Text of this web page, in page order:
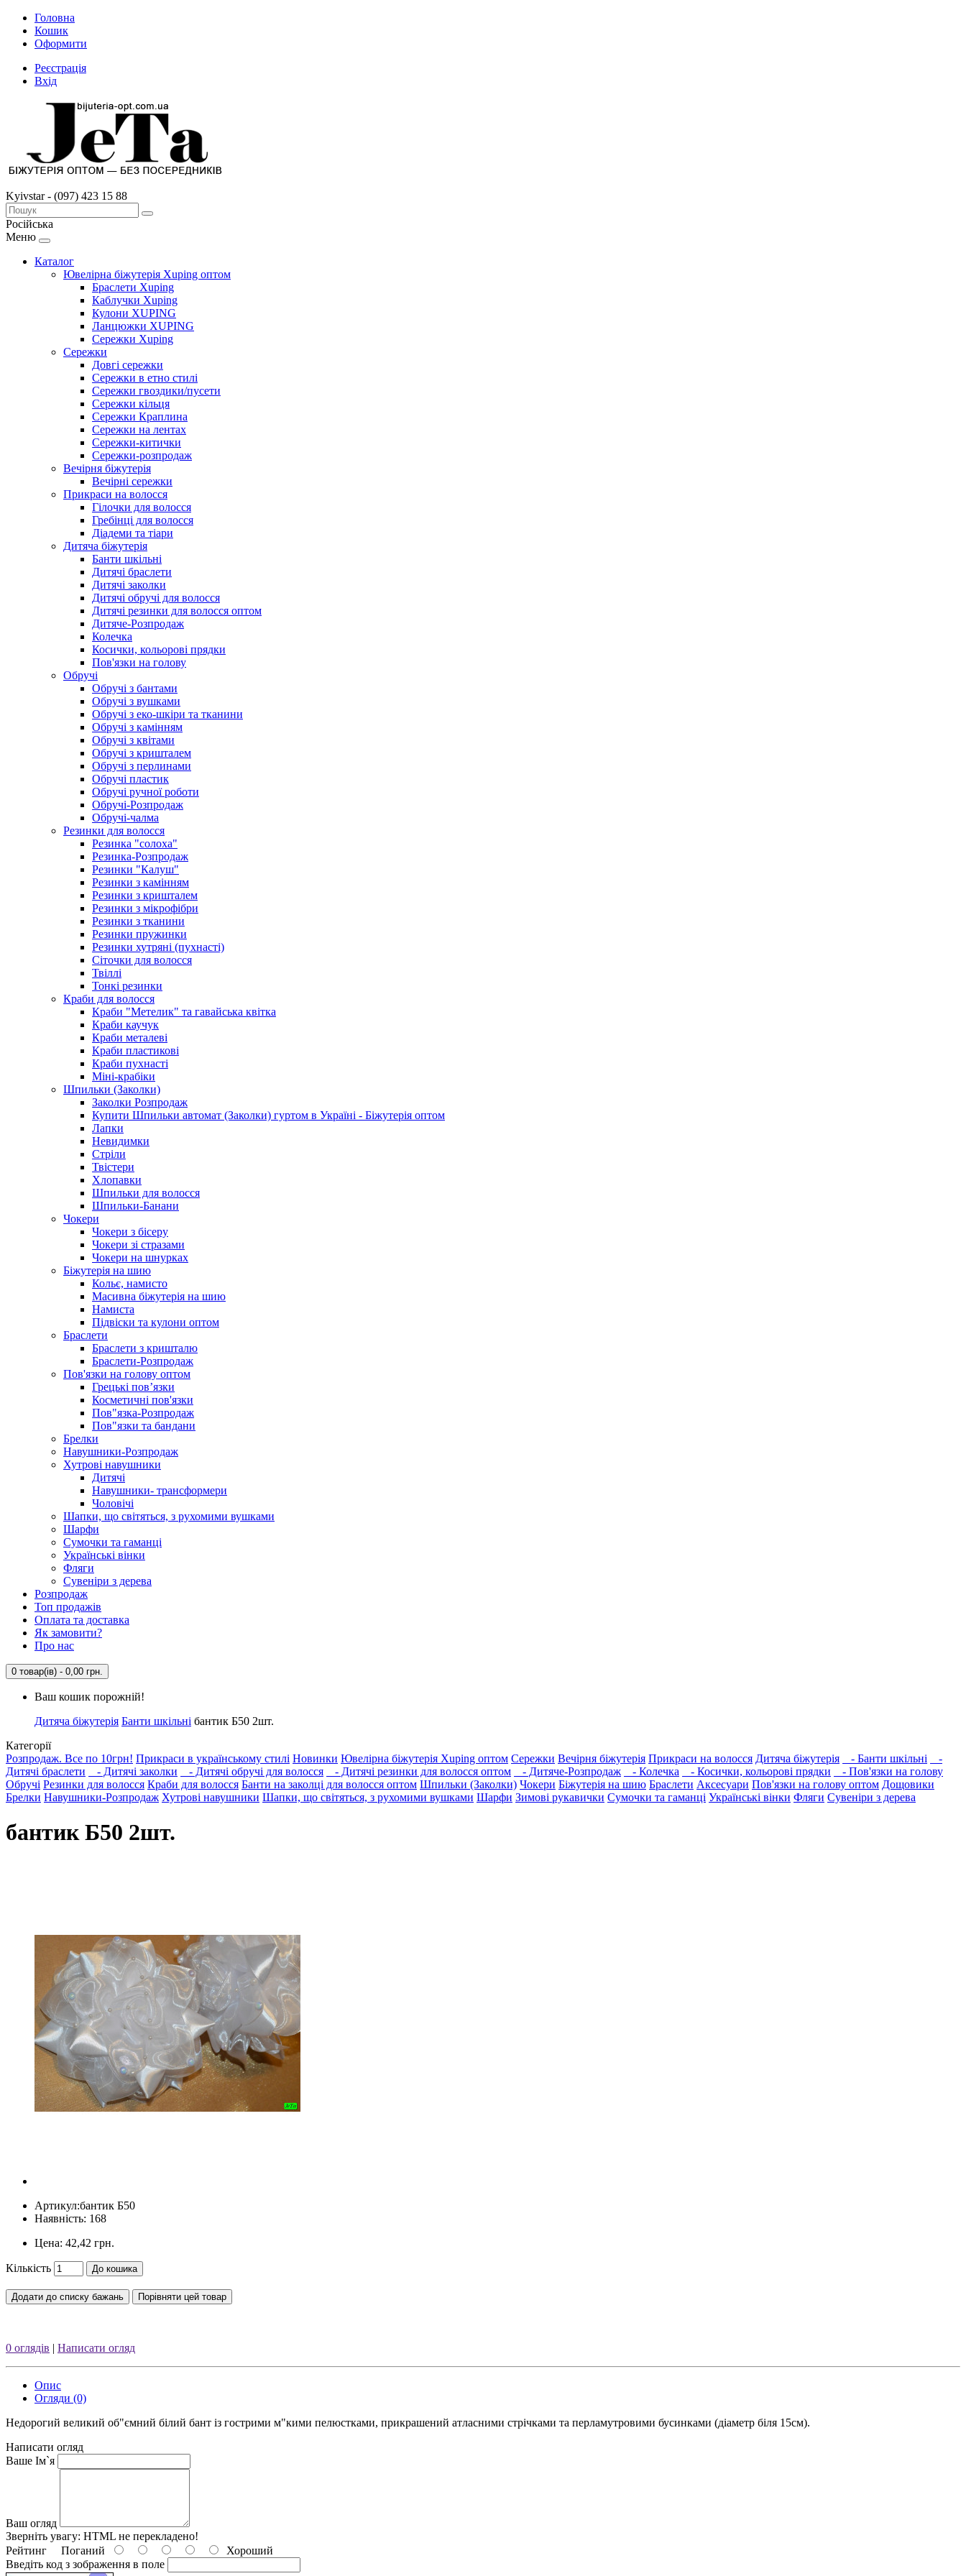
Головна
Кошик
Оформити
Реєстрація
Вхід
Kyivstar - (097) 423 15 88
Російська
Меню
Каталог
Ювелірна біжутерія Xuping оптом
Браслети Xuping
Каблучки Xuping
Кулони XUPING
Ланцюжки XUPING
Сережки Xuping
Сережки
Довгі сережки
Сережки в етно стилі
Сережки гвоздики/пусети
Сережки кільця
Сережки Краплина
Сережки на лентах
Сережки-китички
Сережки-розпродаж
Вечірня біжутерія
Вечірні сережки
Прикраси на волосся
Гілочки для волосся
Гребінці для волосся
Діадеми та тіари
Дитяча біжутерія
Банти шкільні
Дитячі браслети
Дитячі заколки
Дитячі обручі для волосся
Дитячі резинки для волосся оптом
Дитяче-Розпродаж
Колечка
Косички, кольорові прядки
Пов'язки на голову
Обручі
Обручі з бантами
Обручі з вушками
Обручі з еко-шкіри та тканини
Обручі з камінням
Обручі з квітами
Обручі з кришталем
Обручі з перлинами
Обручі пластик
Обручі ручної роботи
Обручі-Розпродаж
Обручі-чалма
Резинки для волосся
Резинка "солоха"
Резинка-Розпродаж
Резинки "Калуш"
Резинки з камінням
Резинки з кришталем
Резинки з мікрофібри
Резинки з тканини
Резинки пружинки
Резинки хутряні (пухнасті)
Сіточки для волосся
Твіллі
Тонкі резинки
Краби для волосся
Краби "Метелик" та гавайська квітка
Краби каучук
Краби металеві
Краби пластикові
Краби пухнасті
Міні-крабіки
Шпильки (Заколки)
Заколки Розпродаж
Купити Шпильки автомат (Заколки) гуртом в Україні - Біжутерія оптом
Лапки
Невидимки
Стріли
Твістери
Хлопавки
Шпильки для волосся
Шпильки-Банани
Чокери
Чокери з бісеру
Чокери зі стразами
Чокери на шнурках
Біжутерія на шию
Кольє, намисто
Масивна біжутерія на шию
Намиста
Підвіски та кулони оптом
Браслети
Браслети з кришталю
Браслети-Розпродаж
Пов'язки на голову оптом
Грецькі пов’язки
Косметичні пов'язки
Пов"язка-Розпродаж
Пов"язки та бандани
Брелки
Навушники-Розпродаж
Хутрові навушники
Дитячі
Навушники- трансформери
Чоловічі
Шапки, що світяться, з рухомими вушками
Шарфи
Сумочки та гаманці
Українські вінки
Фляги
Сувеніри з дерева
Розпродаж
Топ продажів
Оплата та доставка
Як замовити?
Про нас
0 товар(ів) - 0,00 грн.
Ваш кошик порожній!
Дитяча біжутерія Банти шкільні бантик Б50 2шт.
Категорії
Розпродаж. Все по 10грн! Прикраси в українському стилі Новинки Ювелірна біжутерія Xuping оптом Сережки Вечірня біжутерія Прикраси на волосся Дитяча біжутерія - Банти шкільні
-
Дитячі браслети
- Дитячі заколки - Дитячі обручі для волосся - Дитячі резинки для волосся оптом - Дитяче-Розпродаж - Колечка - Косички, кольорові прядки
- Пов'язки на голову
Обручі Резинки для волосся Краби для волосся Банти на заколці для волосся оптом Шпильки (Заколки) Чокери Біжутерія на шию Браслети Аксесуари Пов'язки на голову оптом Дощовики
Брелки Навушники-Розпродаж Хутрові навушники Шапки, що світяться, з рухомими вушками Шарфи Зимові рукавички Сумочки та гаманці Українські вінки Фляги Сувеніри з дерева
бантик Б50 2шт.
Артикул:бантик Б50
Наявність: 168
Цена: 42,42 грн.
Кількість До кошика
Додати до списку бажань Порівняти цей товар
0 оглядів | Написати огляд
Опис
Огляди (0)
Недорогий великий об"ємний білий бант із гострими м"кими пелюстками, прикрашений атласними стрічками та перламутровими бусинками (діаметр біля 15см).
Написати огляд
Ваше Ім`я
Ваш огляд
Зверніть увагу: HTML не перекладено!
Рейтинг Поганий
Хороший
Введіть код з зображення в поле